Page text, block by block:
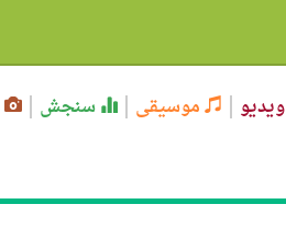
ویدیو موسیقی سنجش